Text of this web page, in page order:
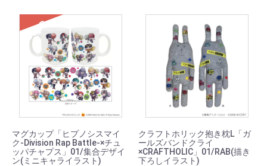
SOLD
マグカップ「ヒプノシスマイ
ク-Division Rap Battle-×チュ
ッパチャプス」01/集合デザイ
ン(ミニキャライラスト)
クラフトホリック抱き枕L「ガ
ールズバンドクライ
×CRAFTHOLIC」01/RAB(描き
下ろしイラスト)